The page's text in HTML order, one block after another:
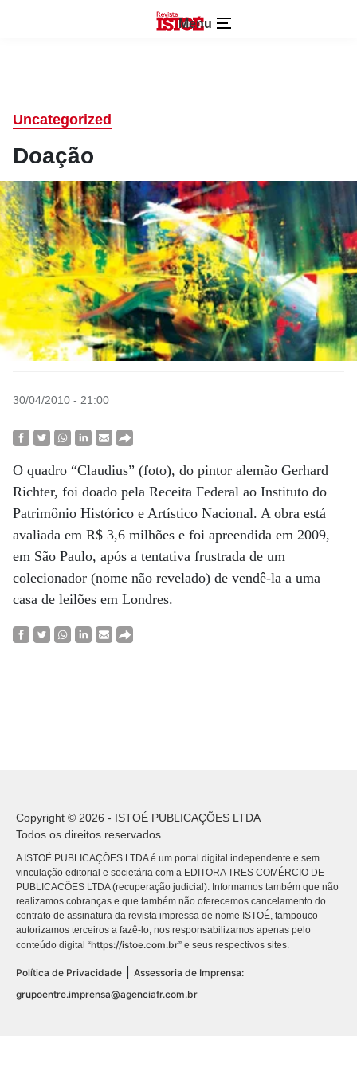
Menu
Uncategorized
Doação
30/04/2010 - 21:00
O quadro “Claudius” (foto), do pintor alemão Gerhard
Richter, foi doado pela Receita Federal ao Instituto do
Patrimônio Histórico e Artístico Nacional. A obra está
avaliada em R$ 3,6 milhões e foi apreendida em 2009,
em São Paulo, após a tentativa frustrada de um
colecionador (nome não revelado) de vendê-la a uma
casa de leilões em Londres.
Copyright © 2026 - ISTOÉ PUBLICAÇÕES LTDA
Todos os direitos reservados.
A ISTOÉ PUBLICAÇÕES LTDA é um portal digital independente e sem
vinculação editorial e societária com a EDITORA TRES COMÉRCIO DE
PUBLICACÕES LTDA (recuperação judicial). Informamos também que não
realizamos cobranças e que também não oferecemos cancelamento do
contrato de assinatura da revista impressa de nome ISTOÉ, tampouco
autorizamos terceiros a fazê-lo, nos responsabilizamos apenas pelo
conteúdo digital “https://istoe.com.br” e seus respectivos sites.
Política de Privacidade
Assessoria de Imprensa:
grupoentre.imprensa@agenciafr.com.br